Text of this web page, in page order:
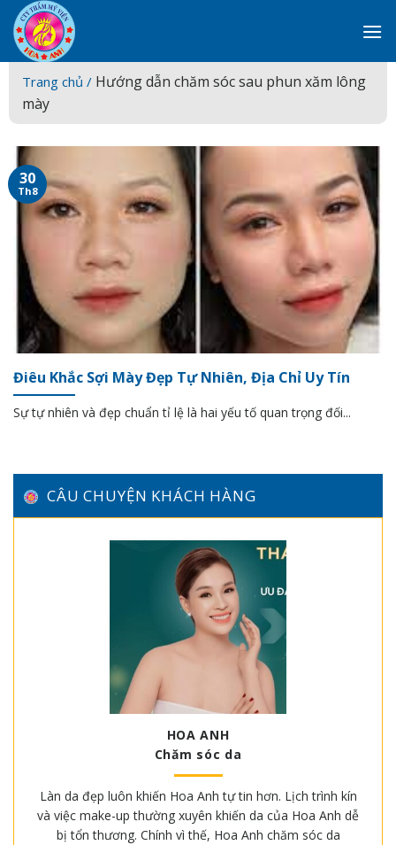
Skip
to
content
Trang chủ / Hướng dẫn chăm sóc sau phun xăm lông
mày
Điêu Khắc Sợi Mày Đẹp Tự Nhiên, Địa Chỉ Uy Tín
Sự tự nhiên và đẹp chuẩn tỉ lệ là hai yếu tố quan trọng đối...
30
Th8
CÂU CHUYỆN KHÁCH HÀNG
HOA ANH
Chăm sóc da
Làn da đẹp luôn khiến Hoa Anh tự tin hơn. Lịch trình kín
và việc make-up thường xuyên khiến da của Hoa Anh dễ
bị tổn thương. Chính vì thế, Hoa Anh chăm sóc da